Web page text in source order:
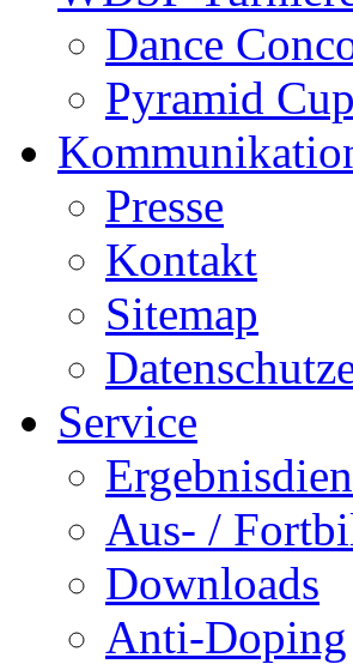
Dance
Pyramid Cup
Presse
Kontakt
Sitemap
Service
Aus- /
Downloads
Anti-Doping